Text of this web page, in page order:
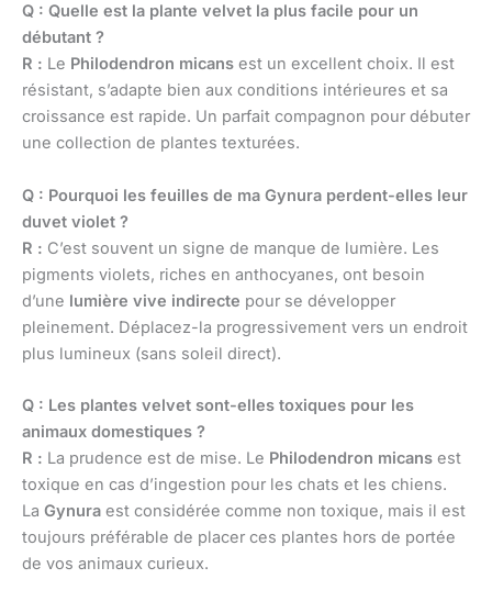
Q : Quelle est la plante velvet la plus facile pour un
débutant ?
R : Le Philodendron micans est un excellent choix. Il est
résistant, s’adapte bien aux conditions intérieures et sa
croissance est rapide. Un parfait compagnon pour débuter
une collection de plantes texturées.
Q : Pourquoi les feuilles de ma Gynura perdent-elles leur
duvet violet ?
R : C’est souvent un signe de manque de lumière. Les
pigments violets, riches en anthocyanes, ont besoin
d’une lumière vive indirecte pour se développer
pleinement. Déplacez-la progressivement vers un endroit
plus lumineux (sans soleil direct).
Q : Les plantes velvet sont-elles toxiques pour les
animaux domestiques ?
R : La prudence est de mise. Le Philodendron micans est
toxique en cas d’ingestion pour les chats et les chiens.
La Gynura est considérée comme non toxique, mais il est
toujours préférable de placer ces plantes hors de portée
de vos animaux curieux.